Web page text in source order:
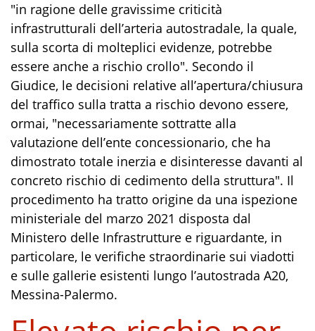
"in ragione delle gravissime criticità
infrastrutturali dell’arteria autostradale, la quale,
sulla scorta di molteplici evidenze, potrebbe
essere anche a rischio crollo". Secondo il
Giudice, le decisioni relative all’apertura/chiusura
del traffico sulla tratta a rischio devono essere,
ormai, "necessariamente sottratte alla
valutazione dell’ente concessionario, che ha
dimostrato totale inerzia e disinteresse davanti al
concreto rischio di cedimento della struttura". Il
procedimento ha tratto origine da una ispezione
ministeriale del marzo 2021 disposta dal
Ministero delle Infrastrutture e riguardante, in
particolare, le verifiche straordinarie sui viadotti
e sulle gallerie esistenti lungo l’autostrada A20,
Messina-Palermo.